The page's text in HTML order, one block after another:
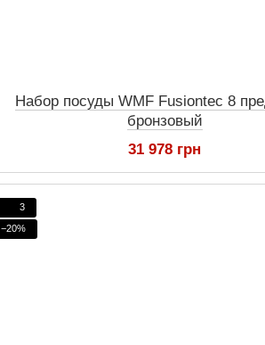
Набор посуды WMF Fusiontec 8
бронзовый
31 978 грн
3
−20%